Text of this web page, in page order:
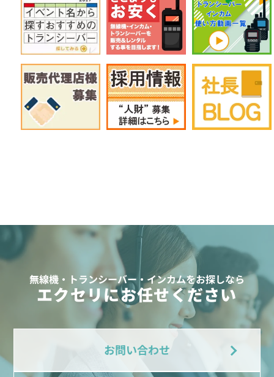
無線機・トランシーバー・インカムをお探しなら
エクセリにお任せください
お問い合わせ